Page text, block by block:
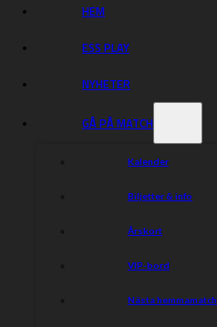
HEM
ESS PLAY
NYHETER
GÅ PÅ MATCH
Kalender
Biljetter & info
Årskort
VIP-bord
Nästa hemmamatch